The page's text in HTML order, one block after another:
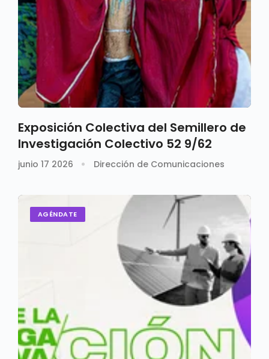
Exposición Colectiva del Semillero de
Investigación Colectivo 52 9/62
junio 17 2026 Dirección de Comunicaciones
AGÉNDATE